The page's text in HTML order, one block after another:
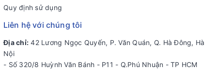
Quy định sử dụng
Liên hệ với chúng tôi
Địa chỉ: 42 Lương Ngọc Quyến, P. Văn Quán, Q. Hà Đông, Hà
Nội
- Số 320/8 Huỳnh Văn Bánh - P11 - Q.Phú Nhuận - TP HCM